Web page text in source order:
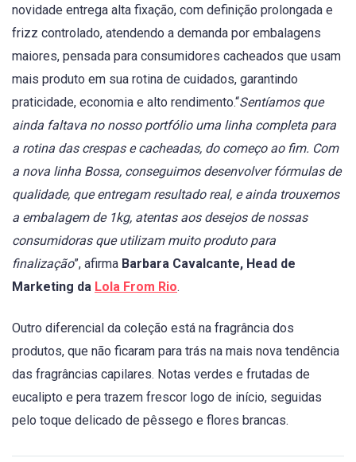
novidade entrega alta fixação, com definição prolongada e
frizz controlado, atendendo a demanda por embalagens
maiores, pensada para consumidores cacheados que usam
mais produto em sua rotina de cuidados, garantindo
praticidade, economia e alto rendimento.“Sentíamos que
ainda faltava no nosso portfólio uma linha completa para
a rotina das crespas e cacheadas, do começo ao fim. Com
a nova linha Bossa, conseguimos desenvolver fórmulas de
qualidade, que entregam resultado real, e ainda trouxemos
a embalagem de 1kg, atentas aos desejos de nossas
consumidoras que utilizam muito produto para
finalização”, afirma Barbara Cavalcante, Head de
Marketing da Lola From Rio.
Outro diferencial da coleção está na fragrância dos
produtos, que não ficaram para trás na mais nova tendência
das fragrâncias capilares. Notas verdes e frutadas de
eucalipto e pera trazem frescor logo de início, seguidas
pelo toque delicado de pêssego e flores brancas.